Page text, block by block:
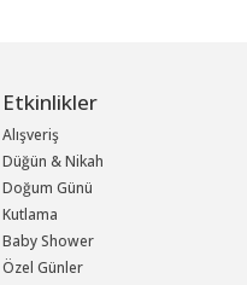
Etkinlikler
Alışveriş
Düğün & Nikah
Doğum Günü
Kutlama
Baby Shower
Özel Günler